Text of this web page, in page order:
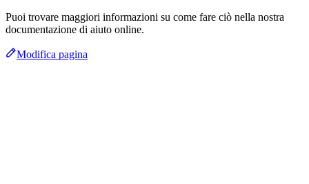
Puoi trovare maggiori informazioni su come fare ciò nella nostra
documentazione di aiuto online.
Modifica pagina